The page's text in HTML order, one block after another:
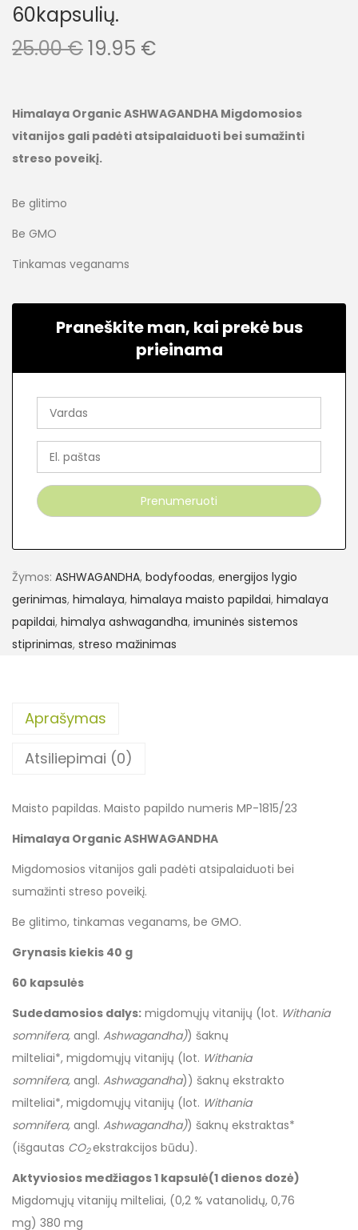
60kapsulių.
25.00€19.95 €
Himalaya Organic ASHWAGANDHA Migdomosios
vitanijos gali padėti atsipalaiduoti bei sumažinti
streso poveikį.
Be glitimo
Be GMO
Tinkamas veganams
Praneškite man, kai prekė bus
prieinama
Žymos: ASHWAGANDHA, bodyfoodas, energijos lygio
gerinimas, himalaya, himalaya maisto papildai, himalaya
papildai, himalya ashwagandha, imuninės sistemos
stiprinimas, streso mažinimas
Aprašymas
Atsiliepimai (0)
Maisto papildas. Maisto papildo numeris MP-1815/23
Himalaya Organic ASHWAGANDHA
Migdomosios vitanijos gali padėti atsipalaiduoti bei
sumažinti streso poveikį.
Be glitimo, tinkamas veganams, be GMO.
Grynasis kiekis 40 g
60 kapsulės
Sudedamosios dalys: migdomųjų vitanijų (lot. Withania
somnifera, angl. Ashwagandha)) šaknų
milteliai*, migdomųjų vitanijų (lot. Withania
somnifera, angl. Ashwagandha)) šaknų ekstrakto
milteliai*, migdomųjų vitanijų (lot. Withania
somnifera, angl. Ashwagandha)) šaknų ekstraktas*
(išgautas CO2ekstrakcijos būdu).
Aktyviosios medžiagos1 kapsulė(1 dienos dozė)
Migdomųjų vitanijų milteliai, (0,2 % vatanolidų, 0,76
mg) 380 mg